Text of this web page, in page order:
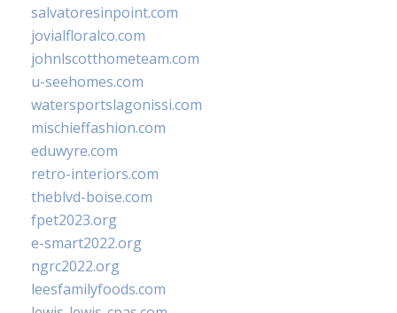
salvatoresinpoint.com
jovialfloralco.com
johnlscotthometeam.com
u-seehomes.com
watersportslagonissi.com
mischieffashion.com
eduwyre.com
retro-interiors.com
theblvd-boise.com
fpet2023.org
e-smart2022.org
ngrc2022.org
leesfamilyfoods.com